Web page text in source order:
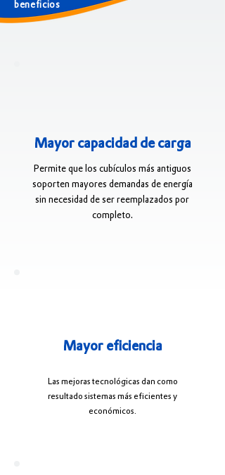
beneficios
Mayor capacidad de carga
Permite que los cubículos más antiguos
soporten mayores demandas de energía
sin necesidad de ser reemplazados por
completo.
Mayor eficiencia
Las mejoras tecnológicas dan como
resultado sistemas más eficientes y
económicos.